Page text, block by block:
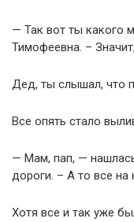
— Так вот ты какого
Тимофеевна. –
Дед, ты слышал, что
Все опять стало
— Мам, пап, —
дороги. – А то все на
Хотя все и так уже